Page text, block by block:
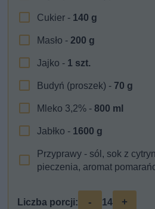
Cukier - 140 g
Masło -200 g
Jajko - 1 szt.
Budyń (proszek) - 70 g
Mleko 3,2% -800 ml
Jabłko - 1600 g
Przyprawy - sól, sok z
pieczenia, aromat
Liczba porcji: - 14 +